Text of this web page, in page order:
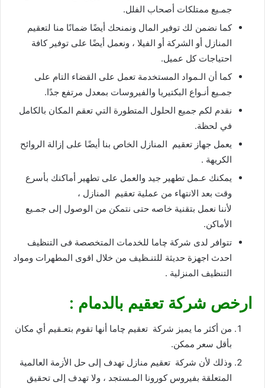
جمـيع ممتلكات أصحاب الفلل.
كما نضمن لك توفير المال ونمنحك أيضًا ضمانًا منا لتعقيم
المنازل أو الشركة أو الفيلا ، ونعمل أيضًا على توفير كافة
احتياجات كل عميل.
كما أن الـمواد المستخدمة تعمل على القضاء التام على
جمـيع أنـواع البكتيريا والفيروسات بمعدل مرتفع جدًا.
نقدم لكم جميع الحلول المتطورة التي تعقم المكان بالكامل
في لحظة.
يعمل جهاز تعقيم المنازل الخاص بنا أيضًا على إزالة الروائح
الكريهة .
يمكنك عـمل تطهير جيد والعمل على تطهير أماكنك بأسرع
وقت بعد الانتهاء من عملية تعقيم المنازل ،
لأننا نعمل بتقنية خاصه حتى نتمكن من الوصول إلى جمـيع
الأماكن.
تتوافر لدى شركة چاما للخدمات المتخصصة فى التنظيف
احدث اجهزة حديثة للتنـظيف من خلال اقوى المطهرات ومواد
التنظيف المنزلية .
ارخص شركة تعقيم بالدمام :
من أكثر ما يميز شركة تعقيم چاما أنها تقوم بتعـقيم أي مكان
بأقل سعر ممكن.
وذلك لأن شركة تعقيم منازل تهدف إلى حل الأزمة العالمية
المتعلقة بفيروس كورونا المـستجد ، ولا تهدف إلى تحقيق